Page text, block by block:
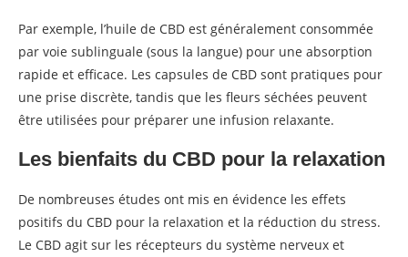
Par exemple, l’huile de CBD est généralement consommée
par voie sublinguale (sous la langue) pour une absorption
rapide et efficace. Les capsules de CBD sont pratiques pour
une prise discrète, tandis que les fleurs séchées peuvent
être utilisées pour préparer une infusion relaxante.
Les bienfaits du CBD pour la relaxation
De nombreuses études ont mis en évidence les effets
positifs du CBD pour la relaxation et la réduction du stress.
Le CBD agit sur les récepteurs du système nerveux et